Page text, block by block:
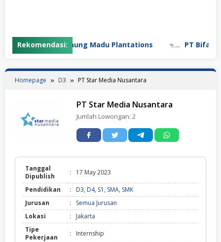
Rekomendasi:
PT Gunung Madu Plantations PT Bifarma
Homepage D3 PT Star Media Nusantara
PT Star Media Nusantara
Jumlah Lowongan: 2
Tanggal
Dipublish
: 17 May 2023
Pendidikan : D3, D4, S1 , SMA, SMK
Jurusan
:
Semua Jurusan
Lokasi
:
Jakarta
Tipe
Pekerjaan
: Internship